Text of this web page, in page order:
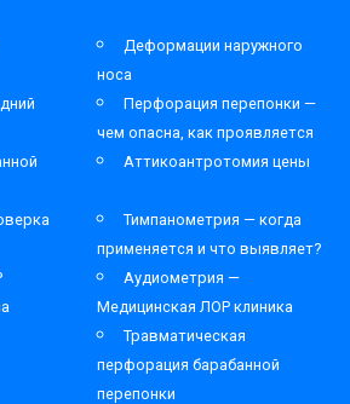
Деформации наружного
носа
Перфорация перепонки —
чем опасна, как проявляется
Аттикоантротомия цены
Тимпанометрия — когда
применяется и что выявляет?
Аудиометрия —
Медицинская ЛОР клиника
Травматическая
перфорация барабанной
перепонки